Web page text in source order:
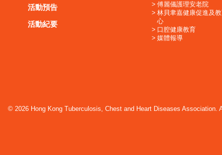
活動預告
活動紀要
傅麗儀護理安老院
林貝聿嘉健康促進及
心
口腔健康教育
媒體報導
© 2026 Hong Kong Tuberculosis, Chest and Heart Diseases Association.